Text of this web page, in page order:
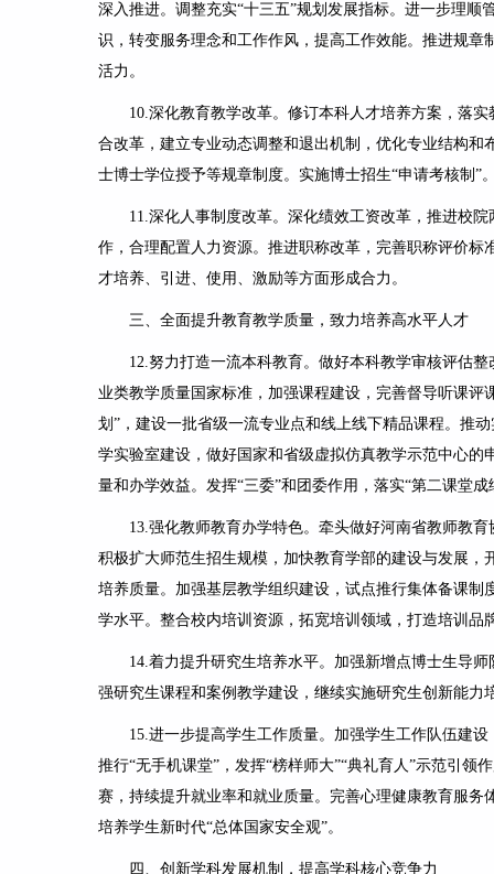
深入推进。调整充实“十三五”规划发展指标。进一步理
识，转变服务理念和工作作风，提高工作效能。推进规
活力。
10.深化教育教学改革。修订本科人才培养方案，落
合改革，建立专业动态调整和退出机制，优化专业结构
士博士学位授予等规章制度。实施博士招生“申请考核制”
11.深化人事制度改革。深化绩效工资改革，推进校
作，合理配置人力资源。推进职称改革，完善职称评价
才培养、引进、使用、激励等方面形成合力。
三、全面提升教育教学质量，致力培养高水平人才
12.努力打造一流本科教育。 做好本科教学审核评估
业类教学质量国家标准，加强课程建设，完善督导听课
划”，建设一批省级一流专业点和线上线下精品课程。推动
学实验室建设，做好国家和省级虚拟仿真教学示范中心
量和办学效益。发挥“三委”和团委作用，落实“第二课堂
13.强化教师教育办学特色。牵头做好河南省教师教
积极扩大师范生招生规模，加快教育学部的建设与发展，
培养质量。加强基层教学组织建设，试点推行集体备课制
学水平。整合校内培训资源，拓宽培训领域，打造培训品
14.着力提升研究生培养水平。 加强新增点博士生导
强研究生课程和案例教学建设，继续实施研究生创新能
15.进一步提高学生工作质量。加强学生工作队伍建
推行“无手机课堂”，发挥“榜样师大”“典礼育人”示范引
赛，持续提升就业率和就业质量。完善心理健康教育服务
培养学生新时代“总体国家安全观”。
四、创新学科发展机制，提高学科核心竞争力